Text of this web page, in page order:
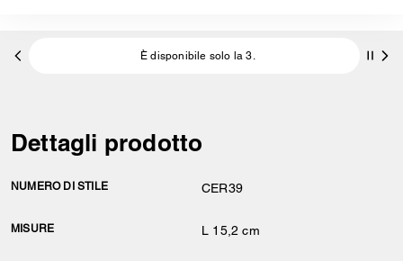
È disponibile solo la 3.
Dettagli prodotto
NUMERO DI STILE CER39
MISURE L 15,2 cm